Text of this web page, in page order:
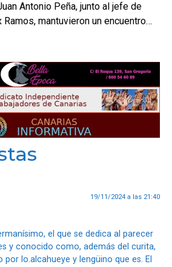
Antonio Peña, junto al jefe de
Ramos, mantuvieron un encuentro…
19/11/2024 a las 21:40
el que se dedica al parecer
y conocido como, además del curita,
lo.alcahueye y lengüino que es. El